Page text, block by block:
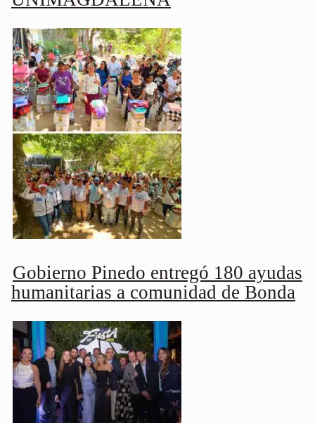
Gobierno Pinedo entregó 180 ayudas
humanitarias a comunidad de Bonda